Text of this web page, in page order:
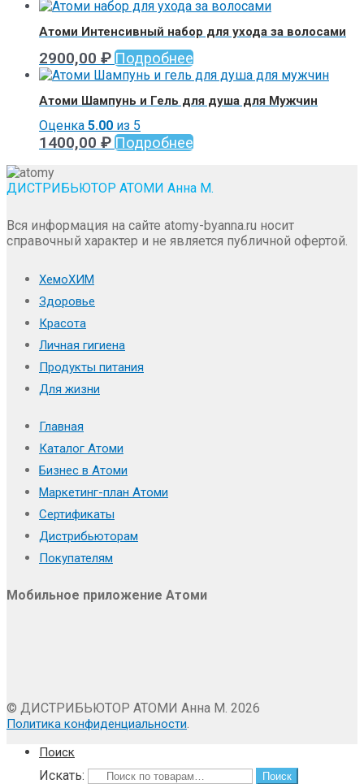
Атоми Интенсивный набор для ухода за волосами
2900,00 ₽Подробнее
Атоми Шампунь и Гель для душа для Мужчин
Оценка 5.00 из 5
1400,00 ₽Подробнее
ДИСТРИБЬЮТОР АТОМИ Анна М.
Вся информация на сайте atomy-byanna.ru носит
справочный характер и не является публичной офертой.
ХемоХИМ
Здоровье
Красота
Личная гигиена
Продукты питания
Для жизни
Главная
Каталог Атоми
Бизнес в Атоми
Маркетинг-план Атоми
Сертификаты
Дистрибьюторам
Покупателям
Мобильное приложение Атоми
© ДИСТРИБЬЮТОР АТОМИ Анна М. 2026
Политика конфиденциальности.
Поиск
Искать: Поиск